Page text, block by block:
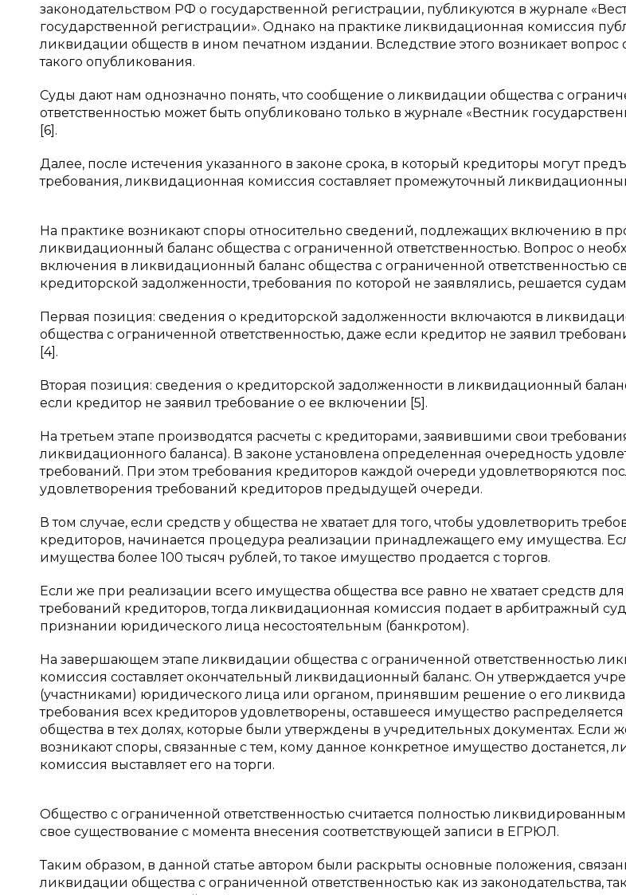
законодательством РФ о государственной регистрации, публикуются в журнале
государственной регистрации». Однако на практике ликвидационная комиссия
ликвидации обществ в ином печатном издании. Вследствие этого возникает вопрос
такого опубликования.
Суды дают нам однозначно понять, что сообщение о ликвидации общества с
ответственностью может быть опубликовано только в журнале «Вестник
[6].
Далее, после истечения указанного в законе срока, в который кредиторы могут
требования, ликвидационная комиссия составляет промежуточный
На практике возникают споры относительно сведений, подлежащих включению в
ликвидационный баланс общества с ограниченной ответственностью. Вопрос о
включения в ликвидационный баланс общества с ограниченной ответственностью
кредиторской задолженности, требования по которой не заявлялись, решается
Первая позиция: сведения о кредиторской задолженности включаются в
общества с ограниченной ответственностью, даже если кредитор не заявил
[4].
Вторая позиция: сведения о кредиторской задолженности в ликвидационный
если кредитор не заявил требование о ее включении [5].
На третьем этапе производятся расчеты с кредиторами, заявившими свои
ликвидационного баланса). В законе установлена определенная очередность
требований. При этом требования кредиторов каждой очереди удовлетворяются
удовлетворения требований кредиторов предыдущей очереди.
В том случае, если средств у общества не хватает для того, чтобы удовлетворить
кредиторов, начинается процедура реализации принадлежащего ему имущества.
имущества более 100 тысяч рублей, то такое имущество продается с торгов.
Если же при реализации всего имущества общества все равно не хватает средств
требований кредиторов, тогда ликвидационная комиссия подает в арбитражный
признании юридического лица несостоятельным (банкротом).
На завершающем этапе ликвидации общества с ограниченной ответственностью
комиссия составляет окончательный ликвидационный баланс. Он утверждается
(участниками) юридического лица или органом, принявшим решение о его
требования всех кредиторов удовлетворены, оставшееся имущество
общества в тех долях, которые были утверждены в учредительных документах. Если
возникают споры, связанные с тем, кому данное конкретное имущество достанется,
комиссия выставляет его на торги.
Общество с ограниченной ответственностью считается полностью
свое существование с момента внесения соответствующей записи в ЕГРЮЛ.
Таким образом, в данной статье автором были раскрыты основные положения,
ликвидации общества с ограниченной ответственностью как из законодательства,